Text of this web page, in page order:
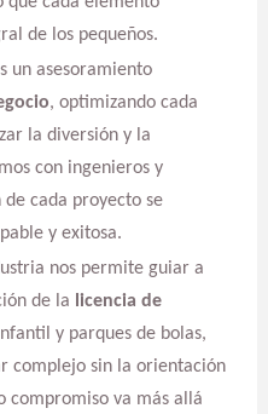
de los pequeños.
un asesoramiento
, optimizando cada
la diversión y la
con ingenieros y
cada proyecto se
y exitosa.
nos permite guiar a
de la licencia de
y parques de bolas,
complejo sin la orientación
compromiso va más allá